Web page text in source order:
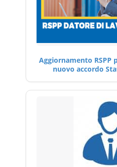
Aggiornamento RSPP
nuovo accordo